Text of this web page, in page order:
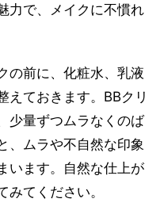
力で、メイクに不慣れ
の前に、化粧水、乳液
えておきます。BBクリ
少量ずつムラなくのば
、ムラや不自然な印象
います。自然な仕上が
みてください。